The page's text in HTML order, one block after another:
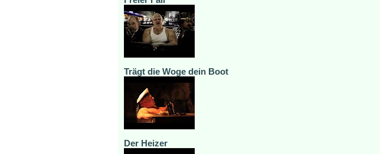
Trägt die Woge dein Boot
Der Heizer